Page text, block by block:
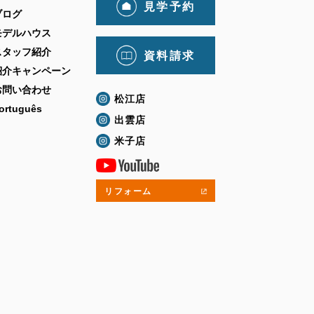
ログ
デルハウス
タッフ紹介
介キャンペーン
問い合わせ
見学予約
資料請求
松江店
出雲店
米子店
リフォーム